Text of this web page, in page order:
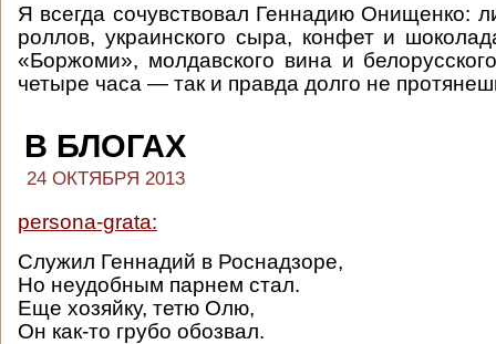
Я всегда сочувствовал Геннадию Онищенко:
роллов, украинского сыра, конфет и
«Боржоми», молдавского вина и
четыре часа — так и правда долго не
В БЛОГАХ
24 ОКТЯБРЯ 2013
persona-grata:
Служил Геннадий в Роснадзоре,
Но неудобным парнем стал.
Еще хозяйку, тетю Олю,
Он как-то грубо обозвал.